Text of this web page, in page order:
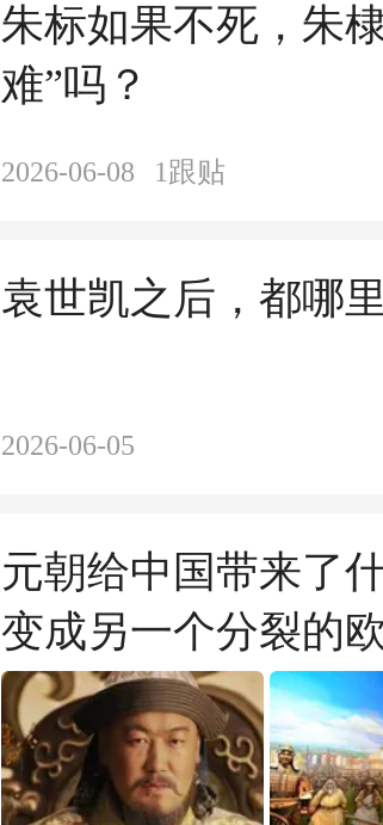
朱标如果不死，朱
难”吗？
2026-06-08 1跟贴
袁世凯之后，都哪
2026-06-05
元朝给中国带来了
变成另一个分裂的